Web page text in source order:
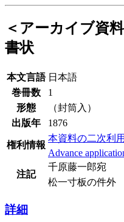
＜アーカイブ資
書状
本文言語 日本語
巻冊数
1
形態
（封筒入）
出版年
1876
権利情報
本資料の二次利
Advance
注記
千原藤一郎宛
松一寸板の件外
詳細